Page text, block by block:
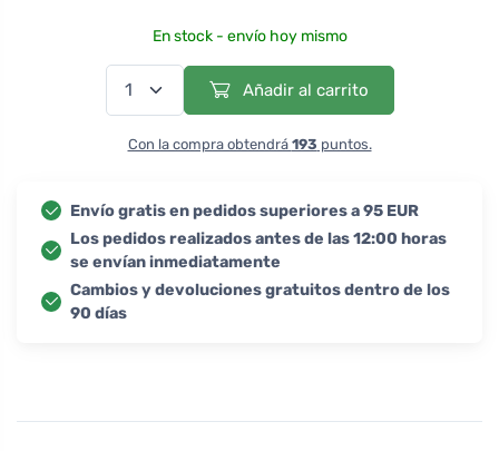
En stock - envío hoy mismo
Añadir al carrito
Con la compra obtendrá 193 puntos.
Envío gratis en pedidos superiores a 95 EUR
Los pedidos realizados antes de las 12:00 horas
se envían inmediatamente
Cambios y devoluciones gratuitos dentro de los
90 días